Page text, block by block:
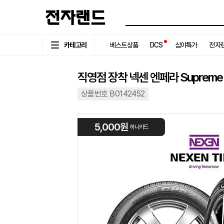
카테고리 베스트상품 DCS 심야특가 전자
직영점 장착 넥센 엔페라
상품번호 B0142452
5,000원 하나카드